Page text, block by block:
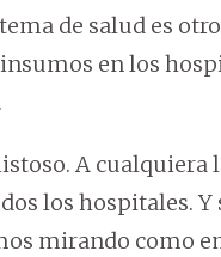
de salud es
en los
A
los hospitales. Y
mirando como